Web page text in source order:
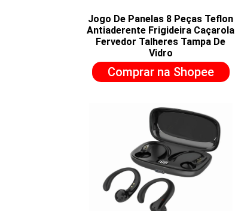
Jogo De Panelas 8 Peças Teflon
Antiaderente Frigideira Caçarola
Fervedor Talheres Tampa De
Vidro
Comprar na Shopee